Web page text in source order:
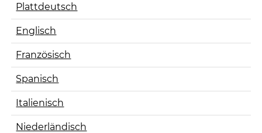
Plattdeutsch
Englisch
Französisch
Spanisch
Italienisch
Niederländisch